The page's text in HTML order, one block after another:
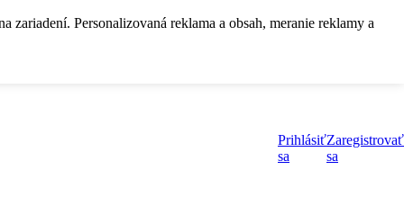
Personalizovaná reklama a obsah, meranie reklamy a
Prihlásiť
sa
Zaregistrovať
sa